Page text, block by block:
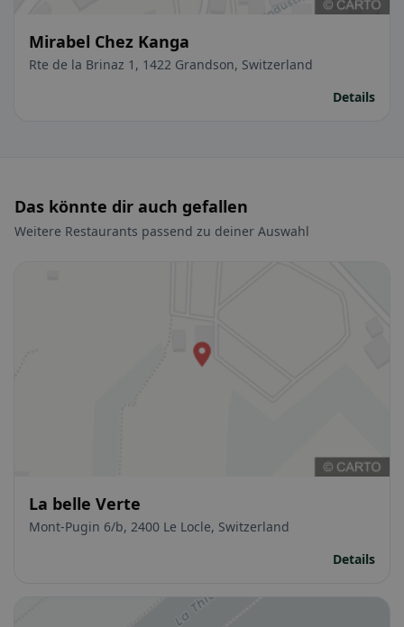
Mirabel Chez Kanga
Rte de la Brinaz 1, 1422 Grandson, Switzerland
Details
Das könnte dir auch gefallen
Weitere Restaurants passend zu deiner Auswahl
La belle Verte
Mont-Pugin 6/b, 2400 Le Locle, Switzerland
Details